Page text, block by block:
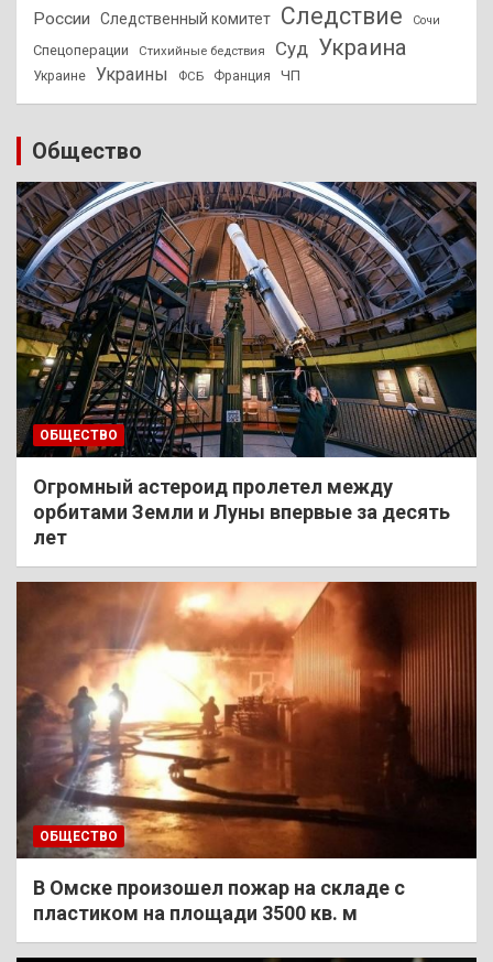
России
Следственный комитет Следствие Сочи
Спецоперации Стихийные бедствия Суд Украина
Украине Украины ФСБ Франция ЧП
Общество
ОБЩЕСТВО
Огромный астероид пролетел между
орбитами Земли и Луны впервые за десять
лет
ОБЩЕСТВО
В Омске произошел пожар на складе с
пластиком на площади 3500 кв. м